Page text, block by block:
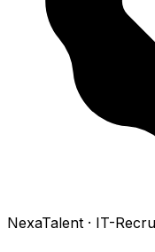
NexaTalent · IT-